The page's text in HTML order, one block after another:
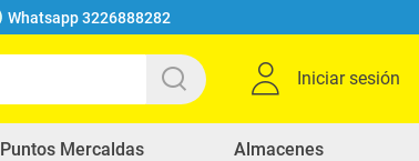
Whatsapp 3226888282
Iniciar sesión
Puntos Mercaldas Almacenes